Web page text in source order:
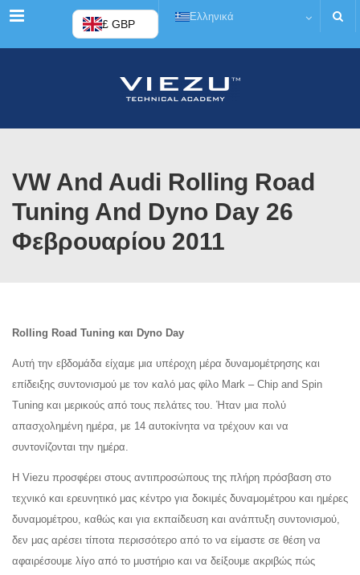
Μενού £ GBP
Ελληνικά
VW And Audi Rolling Road
Tuning And Dyno Day 26
Φεβρουαρίου 2011
Rolling Road Tuning και Dyno Day
Αυτή την εβδομάδα είχαμε μια υπέροχη μέρα δυναμομέτρησης και
επίδειξης συντονισμού με τον καλό μας φίλο Mark – Chip and Spin
Tuning και μερικούς από τους πελάτες του. Ήταν μια πολύ
απασχολημένη ημέρα, με 14 αυτοκίνητα να τρέχουν και να
συντονίζονται την ημέρα.
Η Viezu προσφέρει στους αντιπροσώπους της πλήρη πρόσβαση στο
τεχνικό και ερευνητικό μας κέντρο για δοκιμές δυναμομέτρου και ημέρες
δυναμομέτρου, καθώς και για εκπαίδευση και ανάπτυξη συντονισμού,
δεν μας αρέσει τίποτα περισσότερο από το να είμαστε σε θέση να
αφαιρέσουμε λίγο από το μυστήριο και να δείξουμε ακριβώς πώς